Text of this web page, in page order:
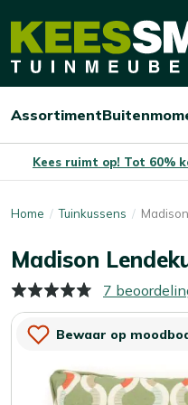
Open/sluit
Assortiment
Kees ruimt op! Tot 60%
Home Tuinkussens
Madison
7
Bewaar op
14,- 20,-
Je bespaart:6,- (-